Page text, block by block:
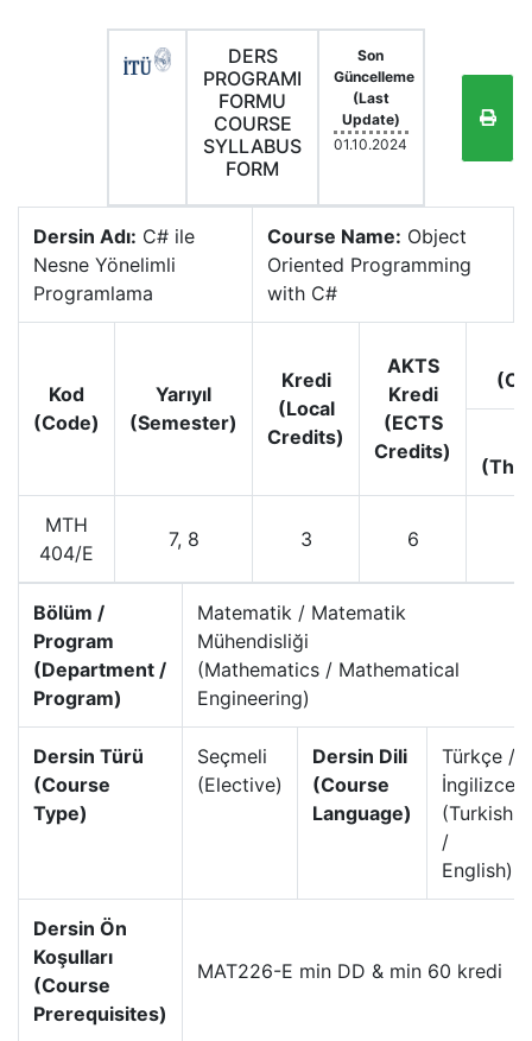
DERS
PROGRAMI
FORMU
COURSE
SYLLABUS
FORM
Son
Güncelleme
(Last
Update)
01.10.2024
Dersin Adı: C# ile
Nesne Yönelimli
Programlama
Course Name: Object
Oriented Programming
with C#
Kod
(Code)
Yarıyıl
(Semester)
Kredi
(Local
Credits)
AKTS
Kredi
(ECTS
Credits)
MTH
404/E
7, 8 3 6
Bölüm /
Program
(Department /
Program)
Matematik / Matematik
Mühendisliği
(Mathematics / Mathematical
Engineering)
Dersin Türü
(Course
Type)
Seçmeli
(Elective)
Dersin Dili
(Course
Language)
Türkçe /
İngilizce
(Turkish
/
English)
Dersin Ön
Koşulları
(Course
Prerequisites)
MAT226-E min DD & min 60 kredi